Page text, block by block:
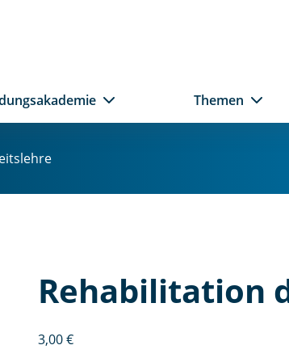
Themen
Rehabilitation
3,00€